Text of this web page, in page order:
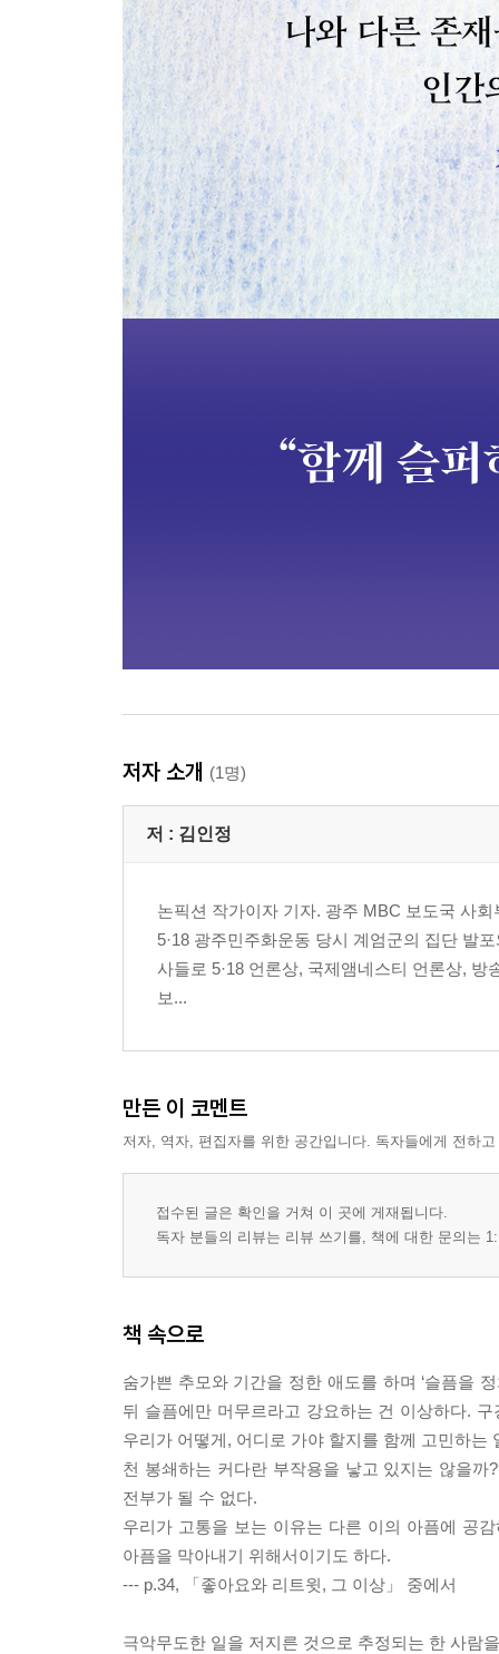
저자 소개 (1명)
저 : 김인정
논픽션 작가이자 기자. 광주 MBC 보도국 사
5·18 광주민주화운동 당시 계엄군의 집단 발
사들로 5·18 언론상, 국제앰네스티 언론상,
보...
만든 이 코멘트
저자, 역자, 편집자를 위한 공간입니다. 독자들에게 전하
접수된 글은 확인을 거쳐 이 곳에 게재됩니다.
독자 분들의 리뷰는 리뷰 쓰기를, 책에 대한 문의는
책 속으로
숨가쁜 추모와 기간을 정한 애도를 하며 ‘슬픔을
뒤 슬픔에만 머무르라고 강요하는 건 이상하다.
우리가 어떻게, 어디로 가야 할지를 함께 고민하
천 봉쇄하는 커다란 부작용을 낳고 있지는 않을
전부가 될 수 없다.
우리가 고통을 보는 이유는 다른 이의 아픔에 공
아픔을 막아내기 위해서이기도 하다.
--- p.34, 「좋아요와 리트윗, 그 이상」 중에서
극악무도한 일을 저지른 것으로 추정되는 한 사람